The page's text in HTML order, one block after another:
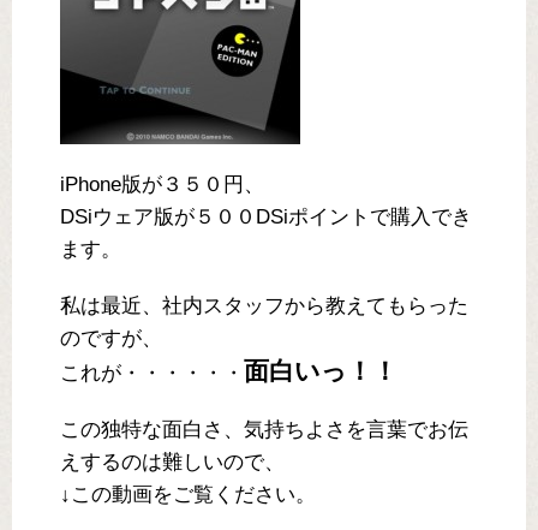
iPhone版が３５０円、
DSiウェア版が５００DSiポイントで購入でき
ます。
私は最近、社内スタッフから教えてもらった
のですが、
これが・・・・・・ 面白いっ！！
この独特な面白さ、気持ちよさを言葉でお伝
えするのは難しいので、
↓この動画をご覧ください。